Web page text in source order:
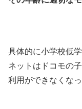
具体的に小学校低
ネットはドコモの
利用ができなくなっ